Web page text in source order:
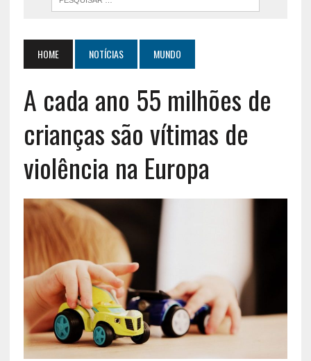
HOME NOTÍCIAS MUNDO
A cada ano 55 milhões de
crianças são vítimas de
violência na Europa